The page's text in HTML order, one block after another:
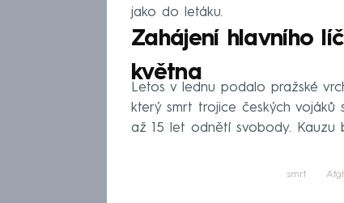
jako do letáku.
Zahájení hlavního
května
Letos v lednu podalo pražské
který smrt trojice českých vojáků
až 15 let odnětí svobody. Kauzu
smrt